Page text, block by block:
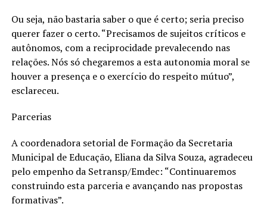
Ou seja, não bastaria saber o que é certo; seria preciso
querer fazer o certo. “Precisamos de sujeitos críticos e
autônomos, com a reciprocidade prevalecendo nas
relações. Nós só chegaremos a esta autonomia moral se
houver a presença e o exercício do respeito mútuo”,
esclareceu.
Parcerias
A coordenadora setorial de Formação da Secretaria
Municipal de Educação, Eliana da Silva Souza, agradeceu
pelo empenho da Setransp/Emdec: “Continuaremos
construindo esta parceria e avançando nas propostas
formativas”.